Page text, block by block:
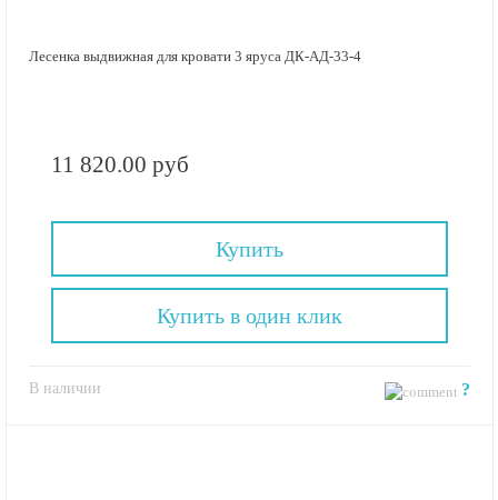
Лесенка выдвижная для кровати 3 яруса ДК-АД-33-4
11 820.00 руб
Купить
В наличии ?
Купить в один клик